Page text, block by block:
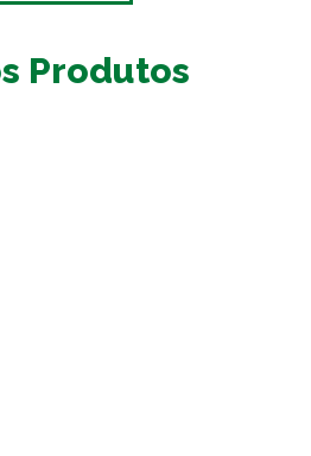
Produtos